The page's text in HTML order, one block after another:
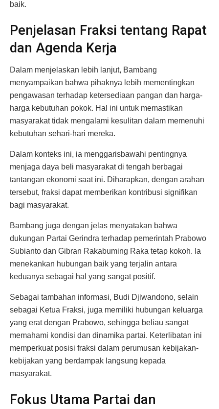
baik.
Penjelasan Fraksi tentang Rapat
dan Agenda Kerja
Dalam menjelaskan lebih lanjut, Bambang
menyampaikan bahwa pihaknya lebih mementingkan
pengawasan terhadap ketersediaan pangan dan harga-
harga kebutuhan pokok. Hal ini untuk memastikan
masyarakat tidak mengalami kesulitan dalam memenuhi
kebutuhan sehari-hari mereka.
Dalam konteks ini, ia menggarisbawahi pentingnya
menjaga daya beli masyarakat di tengah berbagai
tantangan ekonomi saat ini. Diharapkan, dengan arahan
tersebut, fraksi dapat memberikan kontribusi signifikan
bagi masyarakat.
Bambang juga dengan jelas menyatakan bahwa
dukungan Partai Gerindra terhadap pemerintah Prabowo
Subianto dan Gibran Rakabuming Raka tetap kokoh. Ia
menekankan hubungan baik yang terjalin antara
keduanya sebagai hal yang sangat positif.
Sebagai tambahan informasi, Budi Djiwandono, selain
sebagai Ketua Fraksi, juga memiliki hubungan keluarga
yang erat dengan Prabowo, sehingga beliau sangat
memahami kondisi dan dinamika partai. Keterlibatan ini
memperkuat posisi fraksi dalam perumusan kebijakan-
kebijakan yang berdampak langsung kepada
masyarakat.
Fokus Utama Partai dan